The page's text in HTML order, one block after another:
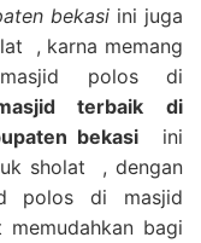
bekasi ini juga
, karna memang
polos di
terbaik di
bekasi ini
sholat , dengan
polos di masjid
bagi